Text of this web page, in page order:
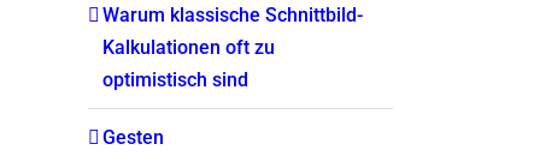
Warum klassische Schnittbild-
Kalkulationen oft zu
optimistisch sind
Gesten